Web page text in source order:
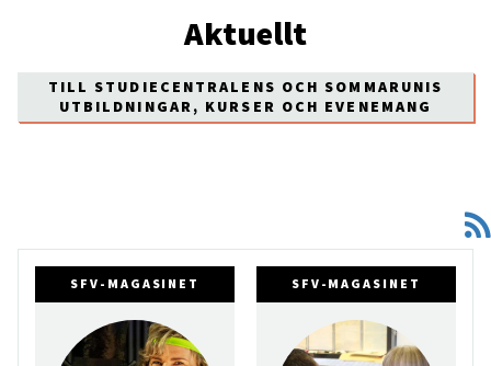
Aktuellt
TILL STUDIECENTRALENS OCH SOMMARUNIS
UTBILDNINGAR, KURSER OCH EVENEMANG
SFV-MAGASINET SFV-MAGASINET